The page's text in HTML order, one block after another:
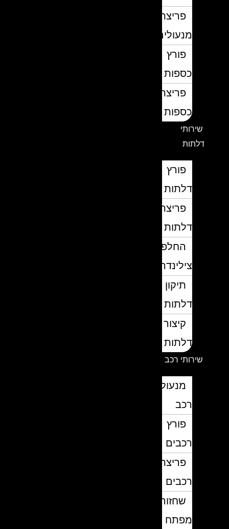
פריצת
מנעולים
פורץ
כספות
פריצת
כספות
שירותי
דלתות
פורץ
דלתות
פריצת
דלתות
החלפת
צילינדרים
תיקון
דלתות
קיצור
דלתות
שירותי רכב
מנעולן
פורץ
רכבים
פריצת
רכבים
שחזור
מפתח